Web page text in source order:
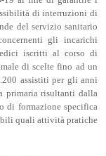
di interruzioni di
del servizio sanitario
gli incarichi
iscritti al corso di
di scelte fino ad un
assistiti per gli anni
primaria risultanti dalla
di formazione specifica
quali attività pratiche